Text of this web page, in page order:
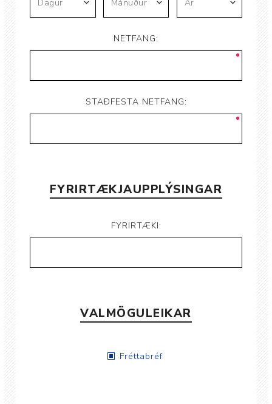
NETFANG:
STAÐFESTA NETFANG:
FYRIRTÆKJAUPPLÝSINGAR
FYRIRTÆKI:
VALMÖGULEIKAR
Fréttabréf